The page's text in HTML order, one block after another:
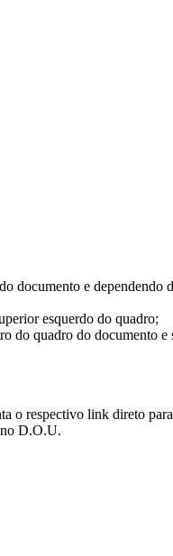
documento e dependendo
esquerdo do quadro;
do quadro do documento
o respectivo link direto
no D.O.U.